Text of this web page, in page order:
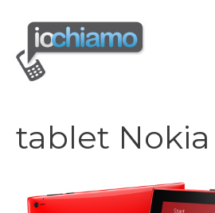
contenuto
tablet Nokia